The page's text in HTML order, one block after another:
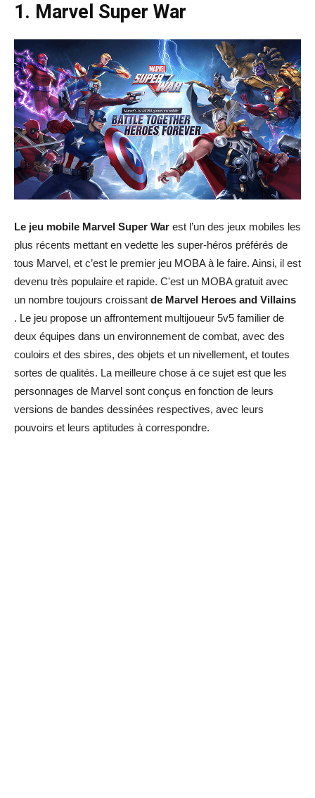
1. Marvel Super War
Le jeu mobile Marvel Super War est l’un des jeux mobiles les
plus récents mettant en vedette les super-héros préférés de
tous Marvel, et c’est le premier jeu MOBA à le faire. Ainsi, il est
devenu très populaire et rapide. C'est un MOBA gratuit avec
un nombre toujours croissant de Marvel Heroes and Villains
. Le jeu propose un affrontement multijoueur 5v5 familier de
deux équipes dans un environnement de combat, avec des
couloirs et des sbires, des objets et un nivellement, et toutes
sortes de qualités. La meilleure chose à ce sujet est que les
personnages de Marvel sont conçus en fonction de leurs
versions de bandes dessinées respectives, avec leurs
pouvoirs et leurs aptitudes à correspondre.